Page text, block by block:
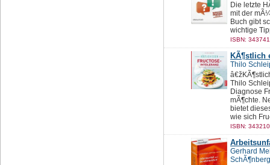
Die letzte
mit der
Buch gibt
wichtige
ISBN:
KÃ¶stlich
Thilo
Thilo
Diagnose
mÃ¶chte.
bietet
wie sich
ISBN:
Gerhard